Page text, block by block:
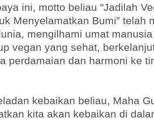
ini, motto beliau "Jadilah
Menyelamatkan Bumi” telah
mengilhami umat
vegan yang sehat,
perdamaian dan harmoni ke
kebaikan beliau, Maha
kita akan kebaikan di